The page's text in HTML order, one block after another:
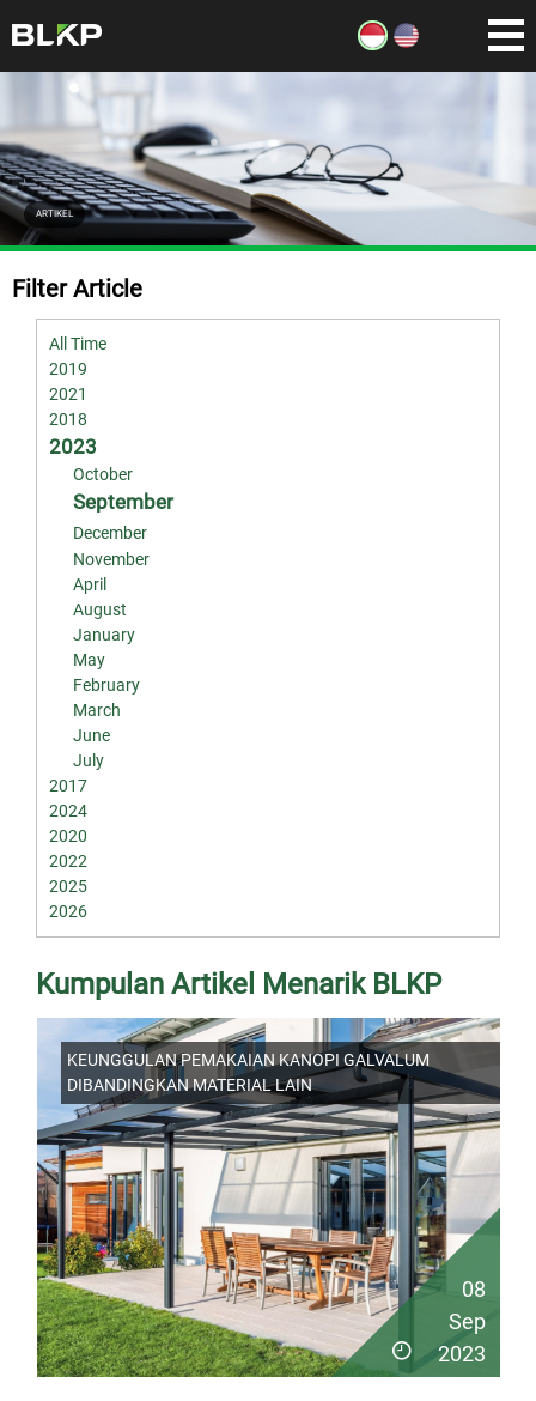
ARTIKEL
Filter Article
All Time
2019
2021
2018
2023
October
September
December
November
April
August
January
May
February
March
June
July
2017
2024
2020
2022
2025
2026
Kumpulan Artikel Menarik BLKP
KEUNGGULAN PEMAKAIAN KANOPI GALVALUM
DIBANDINGKAN MATERIAL LAIN
08
Sep
2023